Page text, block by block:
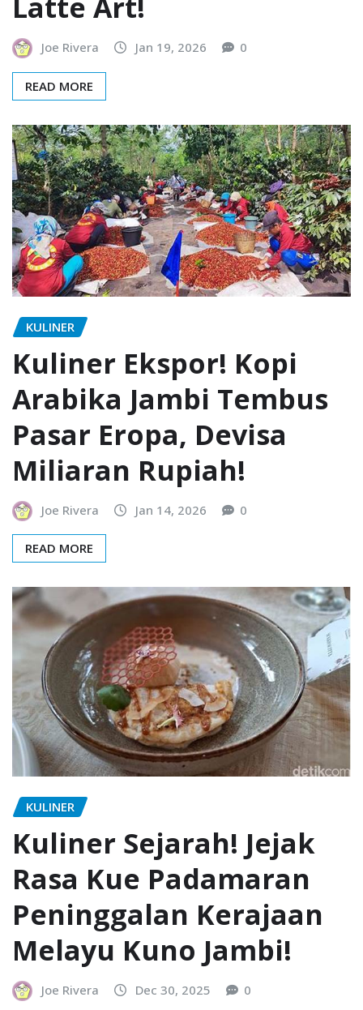
Joe Rivera Jan 19, 2026 0
READ MORE
KULINER
Kuliner Ekspor! Kopi
Arabika Jambi Tembus
Pasar Eropa, Devisa
Miliaran Rupiah!
Joe Rivera Jan 14, 2026 0
READ MORE
KULINER
Kuliner Sejarah! Jejak
Rasa Kue Padamaran
Peninggalan Kerajaan
Melayu Kuno Jambi!
Joe Rivera Dec 30, 2025 0